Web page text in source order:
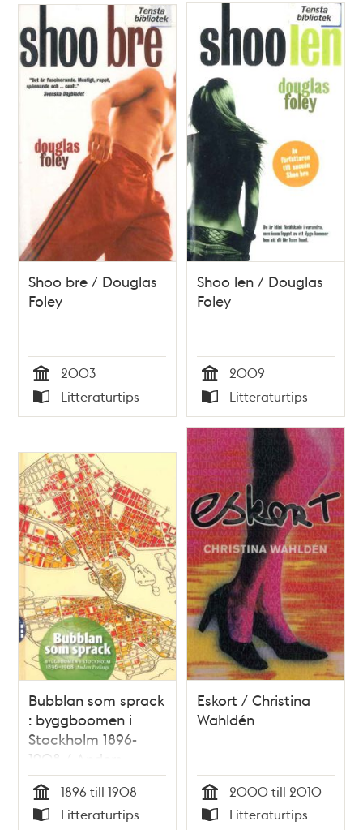
Shoo bre / Douglas
Foley
Tid
2003
Typ
Litteraturtips
Shoo len / Douglas
Foley
Tid
2009
Typ
Litteraturtips
Bubblan som sprack
: byggboomen i
Stockholm 1896-
1908 / Anders
Perlinge
Tid
1896 till 1908
Litteraturtips
Eskort / Christina
Wahldén
Tid
2000 till 2010
Litteraturtips